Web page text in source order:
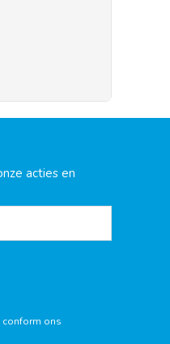
acties en
conform ons